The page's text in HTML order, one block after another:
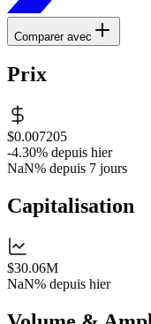
Comparer avec
Prix
$0.007205
-4.30% depuis hier
NaN% depuis 7 jours
Capitalisation
$30.06M
NaN% depuis hier